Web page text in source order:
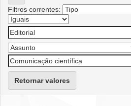
Filtros correntes:
Retornar valores